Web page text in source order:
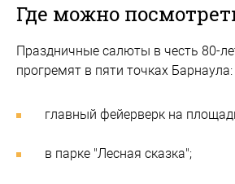
Где можно
Праздничные салюты в честь 80-
прогремят в пяти точках Барнаула:
главный фейерверк на
в парке "Лесная сказка";